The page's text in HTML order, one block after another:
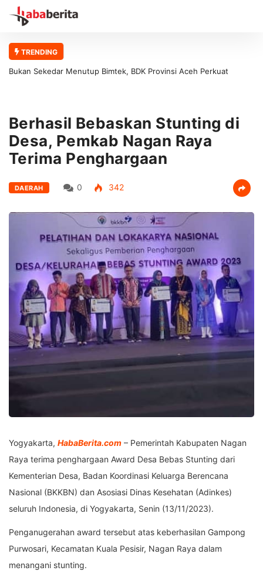
TRENDING
Bukan Sekedar Menutup Bimtek, BDK Provinsi Aceh Perkuat
Berhasil Bebaskan Stunting di
Desa, Pemkab Nagan Raya
Terima Penghargaan
DAERAH 0 342
Yogyakarta, HabaBerita.com – Pemerintah Kabupaten Nagan
Raya terima penghargaan Award Desa Bebas Stunting dari
Kementerian Desa, Badan Koordinasi Keluarga Berencana
Nasional (BKKBN) dan Asosiasi Dinas Kesehatan (Adinkes)
seluruh Indonesia, di Yogyakarta, Senin (13/11/2023).
Penganugerahan award tersebut atas keberhasilan Gampong
Purwosari, Kecamatan Kuala Pesisir, Nagan Raya dalam
menangani stunting.